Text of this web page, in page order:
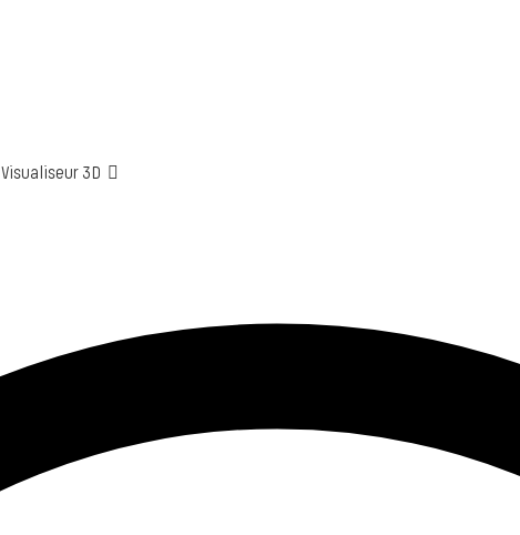
Visualiseur 3D